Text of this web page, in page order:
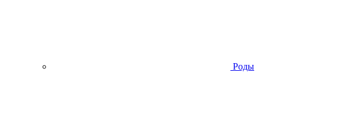
Роды